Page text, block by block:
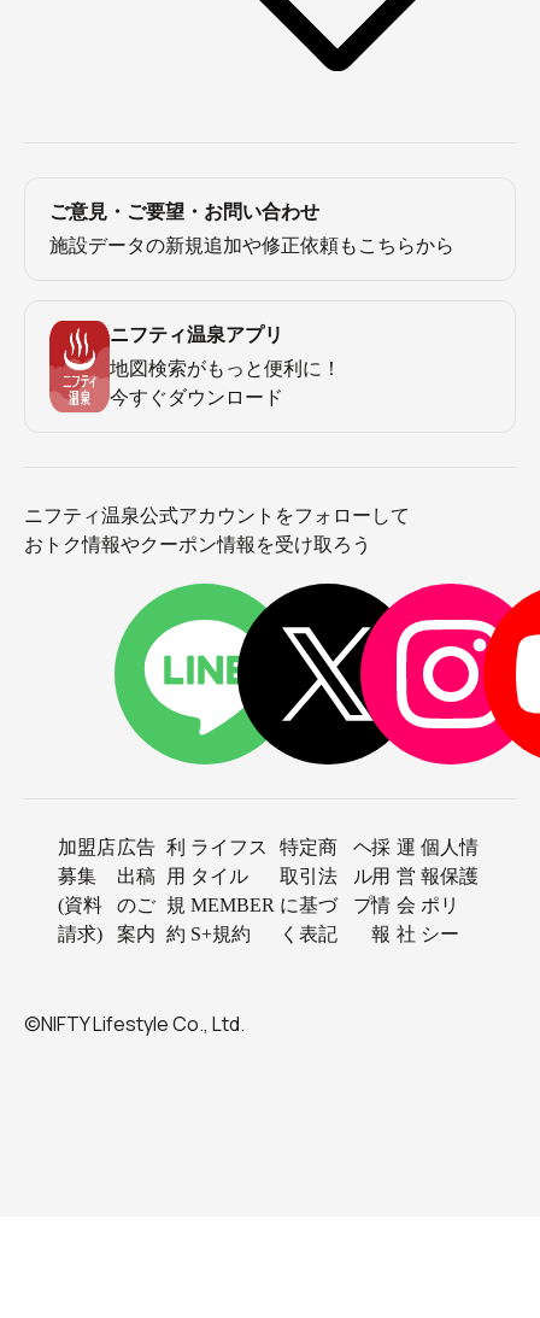
ご意見・ご要望・お問い合わせ
施設データの新規追加や修正依頼もこちらから
ニフティ温泉アプリ
地図検索がもっと便利に！
今すぐダウンロード
ニフティ温泉公式アカウントをフォローして
おトク情報やクーポン情報を受け取ろう
加盟店
募集
(資料
請求)
広告
出稿
のご
案内
利
用
規
約
ライフス
タイル
MEMBER
S+規約
特定商
取引法
に基づ
く表記
ヘ
ル
プ
採
用
情
報
運
営
会
社
個人情
報保護
ポリ
シー
©NIFTY Lifestyle Co., Ltd.